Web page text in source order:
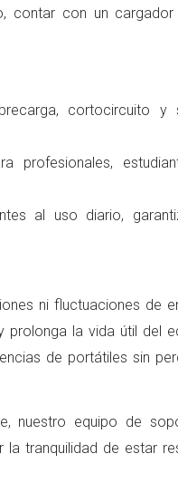
contar con un
cortocircuito y
profesionales,
al uso diario,
ni fluctuaciones de
prolonga la vida útil del
de portátiles sin
nuestro equipo de
tranquilidad de estar